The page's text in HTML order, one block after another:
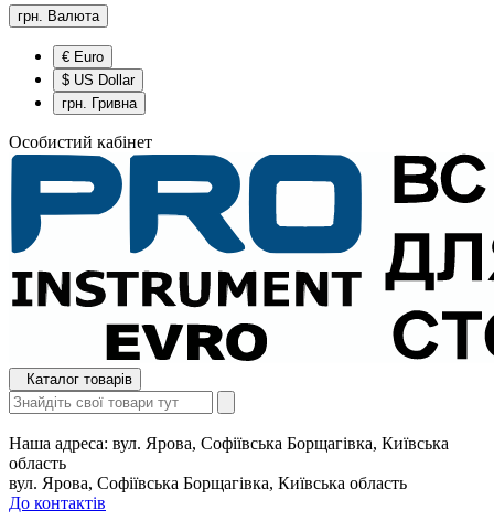
грн. Валюта
€ Euro
$ US Dollar
грн. Гривна
Особистий кабінет
Каталог товарів
Наша адреса: вул. Ярова, Софіївська Борщагівка, Київська
область
вул. Ярова, Софіївська Борщагівка, Київська область
До контактів